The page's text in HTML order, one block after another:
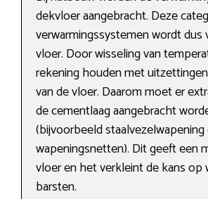
dekvloer aangebracht. Deze
verwarmingssystemen wordt dus
vloer. Door wisseling van
rekening houden met
van de vloer. Daarom moet er
de cementlaag aangebracht
(bijvoorbeeld staalvezelwapening
wapeningsnetten). Dit geeft een
vloer en het verkleint de kans op
barsten.